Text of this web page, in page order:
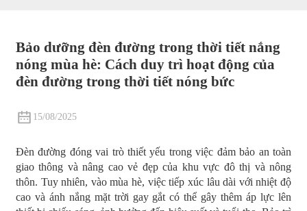
Bảo dưỡng đèn đường trong thời tiết nắng
nóng mùa hè: Cách duy trì hoạt động của
đèn đường trong thời tiết nóng bức
15/08/2025
Đèn đường đóng vai trò thiết yếu trong việc đảm bảo an toàn
giao thông và nâng cao vẻ đẹp của khu vực đô thị và nông
thôn. Tuy nhiên, vào mùa hè, việc tiếp xúc lâu dài với nhiệt độ
cao và ánh nắng mặt trời gay gắt có thể gây thêm áp lực lên